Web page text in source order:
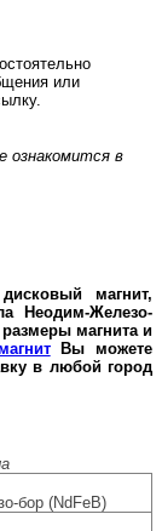
или
ознакомится в
магнит,
Неодим-Железо-
магнита и
Вы можете
в любой город
бор (NdFeB)